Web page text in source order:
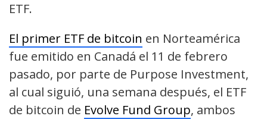
ETF.
El primer ETF de bitcoin en Norteamérica
fue emitido en Canadá el 11 de febrero
pasado, por parte de Purpose Investment,
al cual siguió, una semana después, el ETF
de bitcoin de Evolve Fund Group, ambos